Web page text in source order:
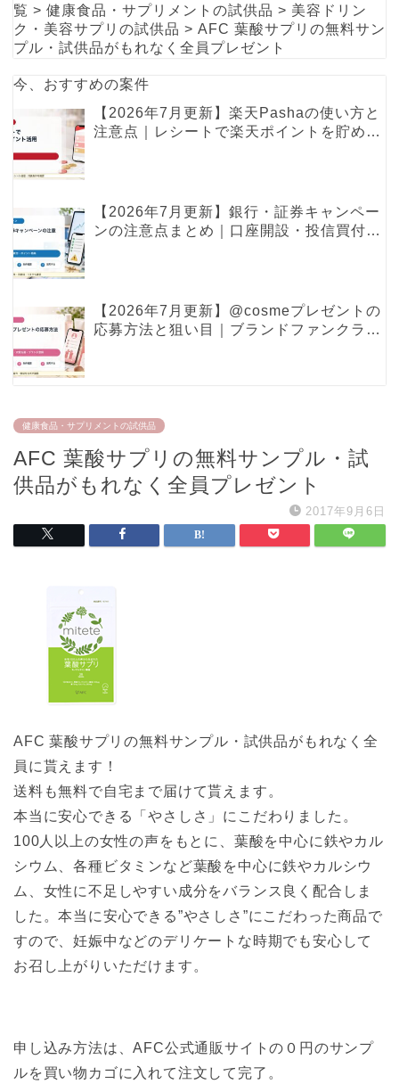
覧 > 健康食品・サプリメントの試供品 > 美容ドリン
ク・美容サプリの試供品 > AFC 葉酸サプリの無料サン
プル・試供品がもれなく全員プレゼント
今、おすすめの案件
【2026年7月更新】楽天Pashaの使い方と
注意点｜レシートで楽天ポイントを貯める
【2026年7月更新】銀行・証券キャンペー
ンの注意点まとめ｜口座開設・投信買付・
【2026年7月更新】@cosmeプレゼントの
応募方法と狙い目｜ブランドファンクラ
健康食品・サプリメントの試供品
AFC 葉酸サプリの無料サンプル・試
供品がもれなく全員プレゼント
2017年9月6日
AFC 葉酸サプリの無料サンプル・試供品がもれなく全
員に貰えます！
送料も無料で自宅まで届けて貰えます。
本当に安心できる「やさしさ」にこだわりました。
100人以上の女性の声をもとに、葉酸を中心に鉄やカル
シウム、各種ビタミンなど葉酸を中心に鉄やカルシウ
ム、女性に不足しやすい成分をバランス良く配合しま
した。本当に安心できる”やさしさ”にこだわった商品で
すので、妊娠中などのデリケートな時期でも安心して
お召し上がりいただけます。
申し込み方法は、AFC公式通販サイトの０円のサンプ
ルを買い物カゴに入れて注文して完了。